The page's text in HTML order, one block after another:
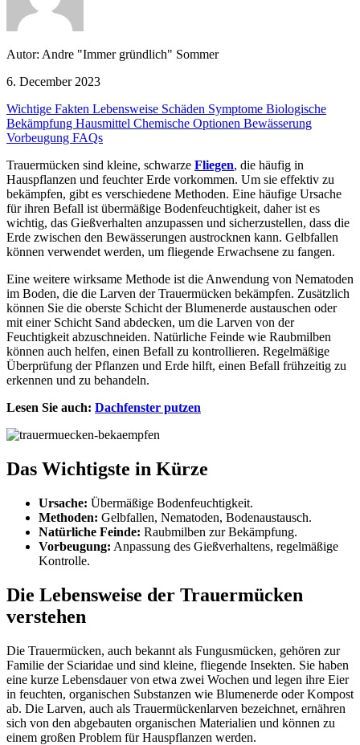
Autor: Andre "Immer gründlich" Sommer
6. December 2023
Wichtige Fakten Lebensweise Schäden Symptome Biologische
Bekämpfung Hausmittel Chemische Optionen Bewässerung
Vorbeugung FAQs
Trauermücken sind kleine, schwarze Fliegen, die häufig in
Hauspflanzen und feuchter Erde vorkommen. Um sie effektiv zu
bekämpfen, gibt es verschiedene Methoden. Eine häufige Ursache
für ihren Befall ist übermäßige Bodenfeuchtigkeit, daher ist es
wichtig, das Gießverhalten anzupassen und sicherzustellen, dass die
Erde zwischen den Bewässerungen austrocknen kann. Gelbfallen
können verwendet werden, um fliegende Erwachsene zu fangen.
Eine weitere wirksame Methode ist die Anwendung von Nematoden
im Boden, die die Larven der Trauermücken bekämpfen. Zusätzlich
können Sie die oberste Schicht der Blumenerde austauschen oder
mit einer Schicht Sand abdecken, um die Larven von der
Feuchtigkeit abzuschneiden. Natürliche Feinde wie Raubmilben
können auch helfen, einen Befall zu kontrollieren. Regelmäßige
Überprüfung der Pflanzen und Erde hilft, einen Befall frühzeitig zu
erkennen und zu behandeln.
Lesen Sie auch: Dachfenster putzen
Das Wichtigste in Kürze
Ursache: Übermäßige Bodenfeuchtigkeit.
Methoden: Gelbfallen, Nematoden, Bodenaustausch.
Natürliche Feinde: Raubmilben zur Bekämpfung.
Vorbeugung: Anpassung des Gießverhaltens, regelmäßige
Kontrolle.
Die Lebensweise der Trauermücken
verstehen
Die Trauermücken, auch bekannt als Fungusmücken, gehören zur
Familie der Sciaridae und sind kleine, fliegende Insekten. Sie haben
eine kurze Lebensdauer von etwa zwei Wochen und legen ihre Eier
in feuchten, organischen Substanzen wie Blumenerde oder Kompost
ab. Die Larven, auch als Trauermückenlarven bezeichnet, ernähren
sich von den abgebauten organischen Materialien und können zu
einem großen Problem für Hauspflanzen werden.